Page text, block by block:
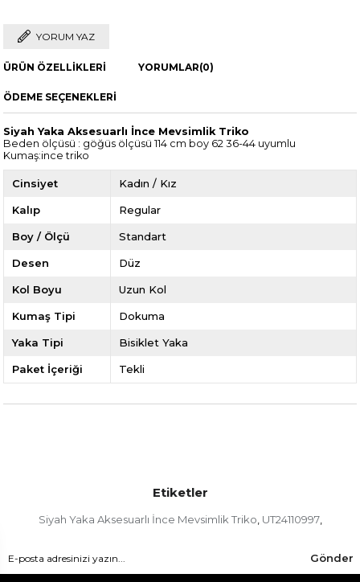
YORUM YAZ
ÜRÜN ÖZELLIKLERI YORUMLAR(0)
ÖDEME SEÇENEKLERI
Siyah Yaka Aksesuarlı İnce Mevsimlik Triko
Beden ölçüsü : göğüs ölçüsü 114 cm boy 62 36-44 uyumlu
Kumaş:ince triko
Cinsiyet Kadın / Kız
Kalıp Regular
Boy / Ölçü Standart
Desen Düz
Kol Boyu Uzun Kol
Kumaş Tipi Dokuma
Yaka Tipi Bisiklet Yaka
Paket İçeriği Tekli
Etiketler
Siyah Yaka Aksesuarlı İnce Mevsimlik Triko, UT24110997,
Gönder